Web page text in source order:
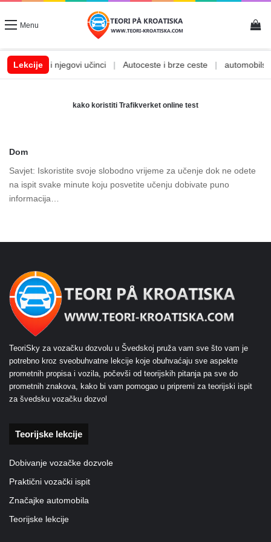
Menu
Lekcije
Alkohol i njegovi učinci Autoceste i brze ceste
kako koristiti Trafikverket online test
Dom
Savjet: Iskoristite svoje slobodno vrijeme za učenje dok ne odete
na ispit svake minute koju posvetite učenju dobivate puno
informacija…
TeoriSky za vozačku dozvolu u Švedskoj pruža vam sve što vam je
potrebno kroz sveobuhvatne lekcije koje obuhvaćaju sve aspekte
prometnih propisa i vozila, počevši od teorijskih pitanja pa sve do
prometnih znakova, kako bi vam pomogao u pripremi za teorijski ispit
za švedsku vozačku dozvol
Teorijske lekcije
Dobivanje vozačke dozvole
Praktični vozački ispit
Značajke automobila
Teorijske lekcije